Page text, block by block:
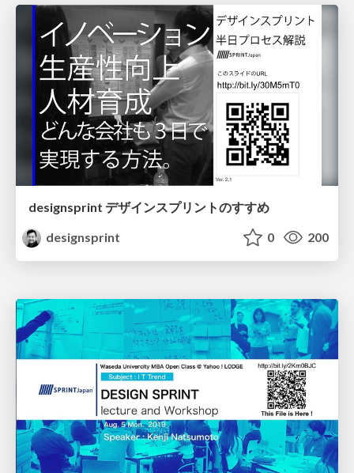
designsprint デザインスプリントのすすめ
designsprint
0 200